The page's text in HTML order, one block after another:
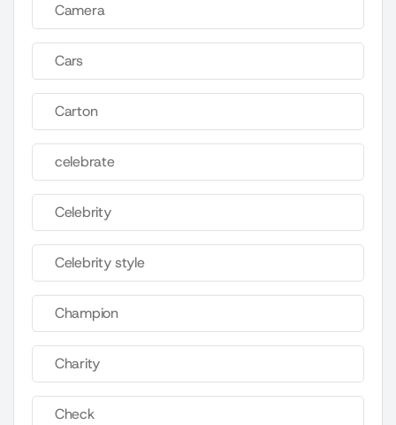
Camera
Cars
Carton
celebrate
Celebrity
Celebrity style
Champion
Charity
Check